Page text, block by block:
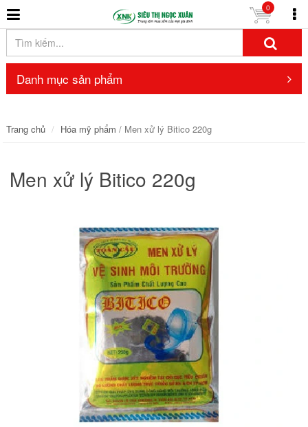
0
Danh mục sản phẩm
Trang chủ Hóa mỹ phẩm / Men xử lý Bitico 220g
Men xử lý Bitico 220g